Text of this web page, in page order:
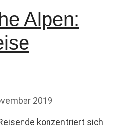
Alpen:
2019
konzentriert sich